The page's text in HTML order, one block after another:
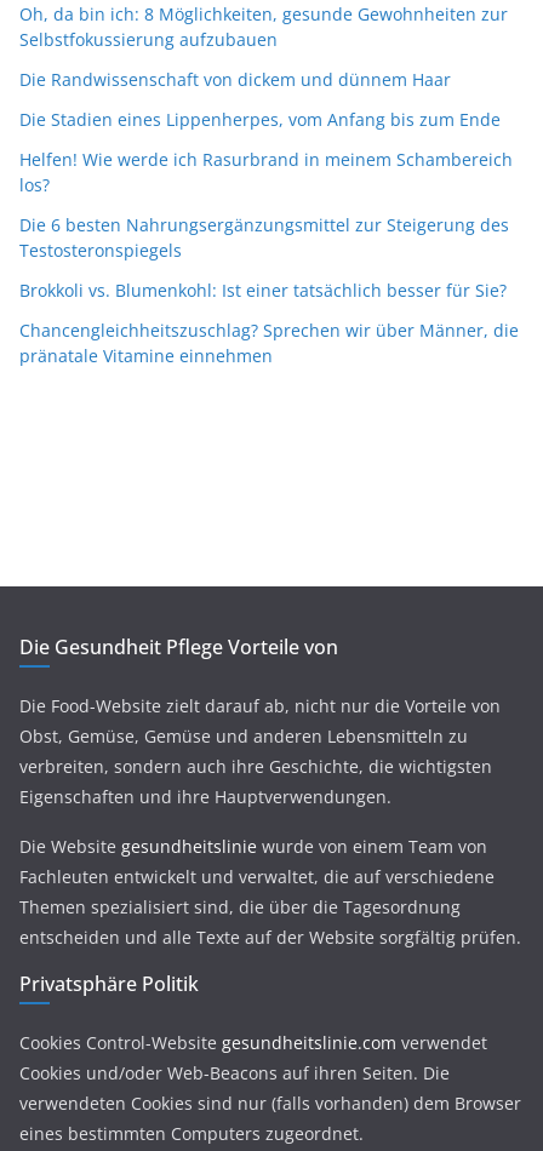
Oh, da bin ich: 8 Möglichkeiten, gesunde Gewohnheiten zur
Selbstfokussierung aufzubauen
Die Randwissenschaft von dickem und dünnem Haar
Die Stadien eines Lippenherpes, vom Anfang bis zum Ende
Helfen! Wie werde ich Rasurbrand in meinem Schambereich
los?
Die 6 besten Nahrungsergänzungsmittel zur Steigerung des
Testosteronspiegels
Brokkoli vs. Blumenkohl: Ist einer tatsächlich besser für Sie?
Chancengleichheitszuschlag? Sprechen wir über Männer, die
pränatale Vitamine einnehmen
Die Gesundheit Pflege Vorteile von
Die Food-Website zielt darauf ab, nicht nur die Vorteile von
Obst, Gemüse, Gemüse und anderen Lebensmitteln zu
verbreiten, sondern auch ihre Geschichte, die wichtigsten
Eigenschaften und ihre Hauptverwendungen.
Die Website gesundheitslinie wurde von einem Team von
Fachleuten entwickelt und verwaltet, die auf verschiedene
Themen spezialisiert sind, die über die Tagesordnung
entscheiden und alle Texte auf der Website sorgfältig prüfen.
Privatsphäre Politik
Cookies Control-Website gesundheitslinie.com verwendet
Cookies und/oder Web-Beacons auf ihren Seiten. Die
verwendeten Cookies sind nur (falls vorhanden) dem Browser
eines bestimmten Computers zugeordnet.